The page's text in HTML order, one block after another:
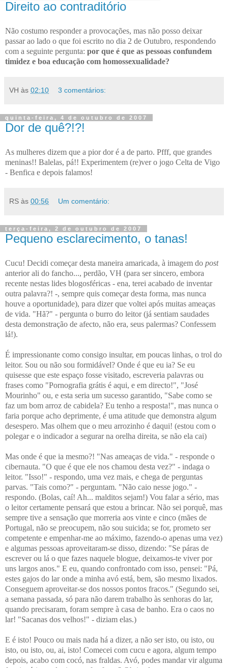
Direito ao contraditório
Não costumo responder a provocações, mas não posso deixar
passar ao lado o que foi escrito no dia 2 de Outubro, respondendo
com a seguinte pergunta: por que é que as pessoas confundem
timidez e boa educação com homossexualidade?
VH às 02:10 3 comentários:
quinta-feira, 4 de outubro de 2007
Dor de quê?!?!
As mulheres dizem que a pior dor é a de parto. Pfff, que grandes
meninas!! Balelas, pá!! Experimentem (re)ver o jogo Celta de Vigo
- Benfica e depois falamos!
RS às 00:56 Um comentário:
terça-feira, 2 de outubro de 2007
Pequeno esclarecimento, o tanas!
Cucu! Decidi começar desta maneira amaricada, à imagem do post
anterior ali do fancho..., perdão, VH (para ser sincero, embora
recente nestas lides blogosféricas - ena, terei acabado de inventar
outra palavra?! -, sempre quis começar desta forma, mas nunca
houve a oportunidade), para dizer que voltei após muitas ameaças
de vida. "Hã?" - pergunta o burro do leitor (já sentiam saudades
desta demonstração de afecto, não era, seus palermas? Confessem
lá!).
É impressionante como consigo insultar, em poucas linhas, o trol do
leitor. Sou ou não sou formidável? Onde é que eu ia? Se eu
quisesse que este espaço fosse visitado, escreveria palavras ou
frases como "Pornografia grátis é aqui, e em directo!", "José
Mourinho" ou, e esta seria um sucesso garantido, "Sabe como se
faz um bom arroz de cabidela? Eu tenho a resposta!", mas nunca o
faria porque acho deprimente, é uma atitude que demonstra algum
desespero. Mas olhem que o meu arrozinho é daqui! (estou com o
polegar e o indicador a segurar na orelha direita, se não ela cai)
Mas onde é que ia mesmo?! "Nas ameaças de vida." - responde o
cibernauta. "O que é que ele nos chamou desta vez?" - indaga o
leitor. "Isso!" - respondo, uma vez mais, e chega de perguntas
parvas. "Tais como?" - perguntam. "Não caio nesse jogo." -
respondo. (Bolas, caí! Ah... malditos sejam!) Vou falar a sério, mas
o leitor certamente pensará que estou a brincar. Não sei porquê, mas
sempre tive a sensação que morreria aos vinte e cinco (mães de
Portugal, não se preocupem, não sou suicida; se for, prometo ser
competente e empenhar-me ao máximo, fazendo-o apenas uma vez)
e algumas pessoas aproveitaram-se disso, dizendo: "Se páras de
escrever ou lá o que fazes naquele blogue, deixamos-te viver por
uns largos anos." E eu, quando confrontado com isso, pensei: "Pá,
estes gajos do lar onde a minha avó está, bem, são mesmo lixados.
Conseguem aproveitar-se dos nossos pontos fracos." (Segundo sei,
a semana passada, só para não darem trabalho às senhoras do lar,
quando precisaram, foram sempre à casa de banho. Era o caos no
lar! "Sacanas dos velhos!" - diziam elas.)
E é isto! Pouco ou mais nada há a dizer, a não ser isto, ou isto, ou
isto, ou isto, ou, ai, isto! Comecei com cucu e agora, algum tempo
depois, acabo com cocó, nas fraldas. Avó, podes mandar vir alguma